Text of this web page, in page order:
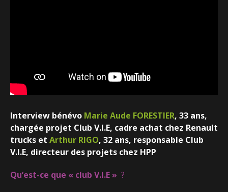
Interview bénévo Marie Aude FORESTIER, 33 ans,
chargée projet Club V.I.E, cadre achat chez Renault
trucks et Arthur RIGO, 32 ans, responsable Club
V.I.E, directeur des projets chez HPP
Qu’est-ce que « club V.I.E » ?